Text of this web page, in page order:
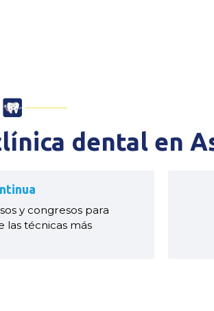
dental en
y congresos para
las técnicas más